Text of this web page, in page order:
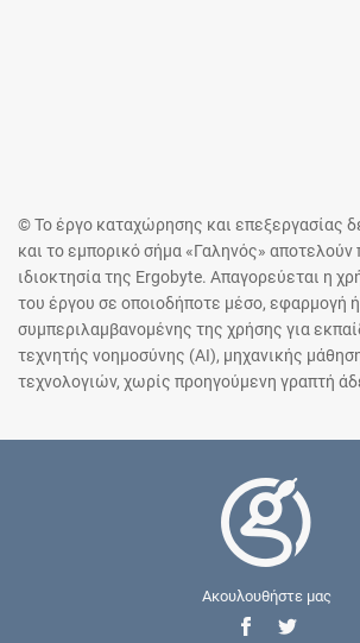
© Το έργο καταχώρησης και επεξεργασίας
και το εμπορικό σήμα «Γαληνός» αποτελούν
ιδιοκτησία της Ergobyte. Απαγορεύεται η
του έργου σε οποιοδήποτε μέσο, εφαρμογή
συμπεριλαμβανομένης της χρήσης για
τεχνητής νοημοσύνης (AI), μηχανικής
τεχνολογιών, χωρίς προηγούμενη γραπτή
Ακουλουθήστε μας